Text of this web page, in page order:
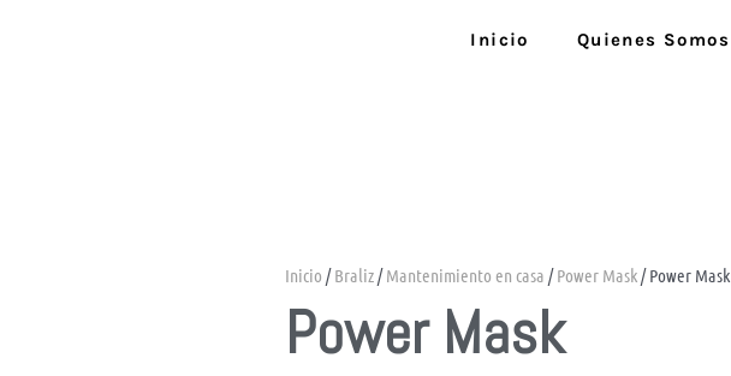
Inicio Quienes Somos
Inicio /Braliz/Mantenimiento en casa /Power Mask/ Power Mask
Power Mask